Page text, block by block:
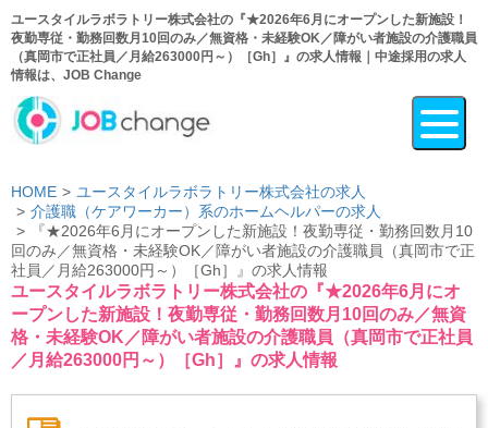
ユースタイルラボラトリー株式会社の『★2026年6月にオープンした新施設！
夜勤専従・勤務回数月10回のみ／無資格・未経験OK／障がい者施設の介護職員
（真岡市で正社員／月給263000円～）［Gh］』の求人情報｜中途採用の求人
情報は、JOB Change
HOME
ユースタイルラボラトリー株式会社の求人
介護職（ケアワーカー）系のホームヘルパーの求人
『★2026年6月にオープンした新施設！夜勤専従・勤務回数月10
回のみ／無資格・未経験OK／障がい者施設の介護職員（真岡市で正
社員／月給263000円～）［Gh］』の求人情報
ユースタイルラボラトリー株式会社の『★2026年6月にオ
ープンした新施設！夜勤専従・勤務回数月10回のみ／無資
格・未経験OK／障がい者施設の介護職員（真岡市で正社員
／月給263000円～）［Gh］』の求人情報